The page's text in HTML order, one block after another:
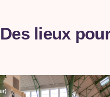
Des lieux